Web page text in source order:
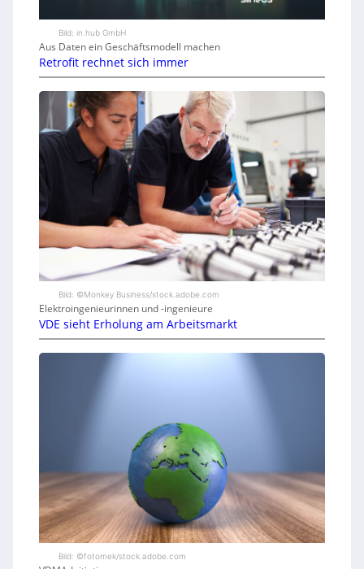
Bild: in.hub GmbH
Aus Daten ein Geschäftsmodell machen
Retrofit rechnet sich immer
Bild: ©Monkey Business/stock.adobe.com
Elektroingenieurinnen und -ingenieure
VDE sieht Erholung am Arbeitsmarkt
Bild: ©fotomek/stock.adobe.com